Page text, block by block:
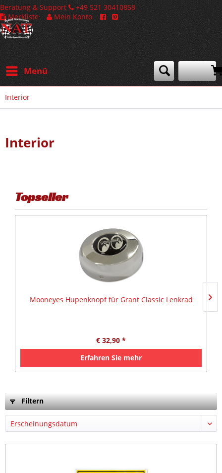
Beratung & Support
+49 521 30410858
Merkliste
Mein Konto
Menü
Interior
Interior
Topseller
Mooneyes Hupenknopf für Grant Classic Lenkrad
€ 32,90 *
Erfahren Sie mehr
Filtern